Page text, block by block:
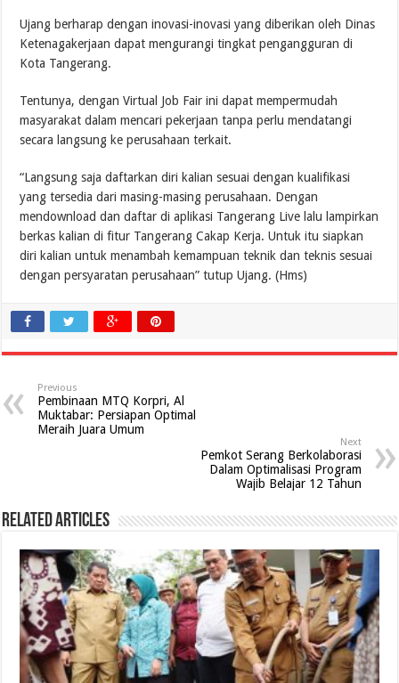
Ujang berharap dengan inovasi-inovasi yang diberikan oleh Dinas
Ketenagakerjaan dapat mengurangi tingkat pengangguran di
Kota Tangerang.
Tentunya, dengan Virtual Job Fair ini dapat mempermudah
masyarakat dalam mencari pekerjaan tanpa perlu mendatangi
secara langsung ke perusahaan terkait.
“Langsung saja daftarkan diri kalian sesuai dengan kualifikasi
yang tersedia dari masing-masing perusahaan. Dengan
mendownload dan daftar di aplikasi Tangerang Live lalu lampirkan
berkas kalian di fitur Tangerang Cakap Kerja. Untuk itu siapkan
diri kalian untuk menambah kemampuan teknik dan teknis sesuai
dengan persyaratan perusahaan” tutup Ujang. (Hms)
Previous
Pembinaan MTQ Korpri, Al
Muktabar: Persiapan Optimal
Meraih Juara Umum
Next
Pemkot Serang Berkolaborasi
Dalam Optimalisasi Program
Wajib Belajar 12 Tahun
Related Articles